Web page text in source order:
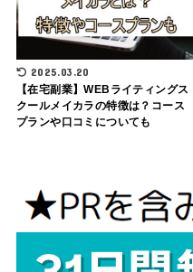
2025.03.20
【在宅副業】WEBライティングス
クールメイカラの特徴は？コース
プランや口コミについても